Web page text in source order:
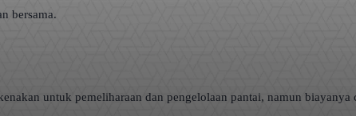
bersama.
untuk pemeliharaan dan pengelolaan pantai, namun biayanya